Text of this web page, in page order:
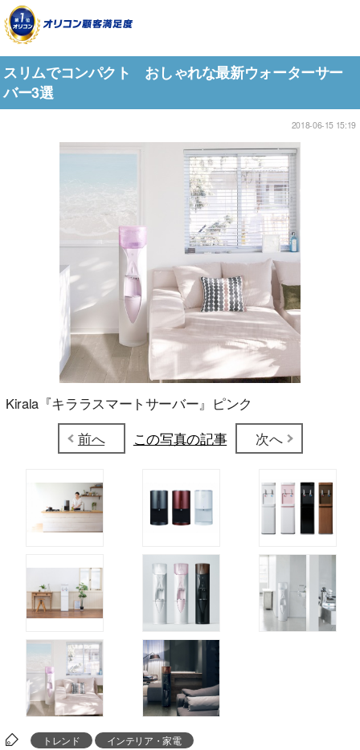
スリムでコンパクト おしゃれな最新ウォーターサー
バー3選
2018-06-15 15:19
Kirala『キララスマートサーバー』ピンク
前へ
この写真の記事 次へ
トレンド インテリア・家電